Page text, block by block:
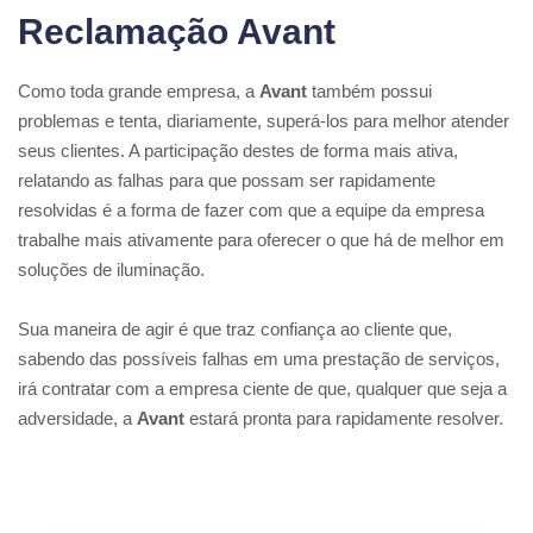
Reclamação Avant
Como toda grande empresa, a Avant também possui
problemas e tenta, diariamente, superá-los para melhor atender
seus clientes. A participação destes de forma mais ativa,
relatando as falhas para que possam ser rapidamente
resolvidas é a forma de fazer com que a equipe da empresa
trabalhe mais ativamente para oferecer o que há de melhor em
soluções de iluminação.
Sua maneira de agir é que traz confiança ao cliente que,
sabendo das possíveis falhas em uma prestação de serviços,
irá contratar com a empresa ciente de que, qualquer que seja a
adversidade, a Avant estará pronta para rapidamente resolver.